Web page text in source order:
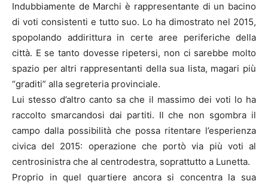
Indubbiamente de Marchi è rappresentante di un bacino
di voti consistenti e tutto suo. Lo ha dimostrato nel 2015,
spopolando addirittura in certe aree periferiche della
città. E se tanto dovesse ripetersi, non ci sarebbe molto
spazio per altri rappresentanti della sua lista, magari più
“graditi” alla segreteria provinciale.
Lui stesso d’altro canto sa che il massimo dei voti lo ha
raccolto smarcandosi dai partiti. Il che non sgombra il
campo dalla possibilità che possa ritentare l’esperienza
civica del 2015: operazione che portò via più voti al
centrosinistra che al centrodestra, soprattutto a Lunetta.
Proprio in quel quartiere ancora si concentra la sua